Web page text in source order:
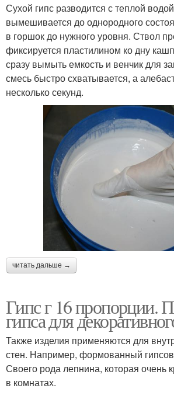
Сухой гипс разводится с теплой
вымешивается до однородного
в горшок до нужного уровня. Ствол
фиксируется пластилином ко дну
сразу вымыть емкость и венчик для
смесь быстро схватывается, а
несколько секунд.
читать дальше →
Гипс г 16 пропорции.
гипса для
Также изделия применяются для
стен. Например, формованный
Своего рода лепнина, которая очень
в комнатах.